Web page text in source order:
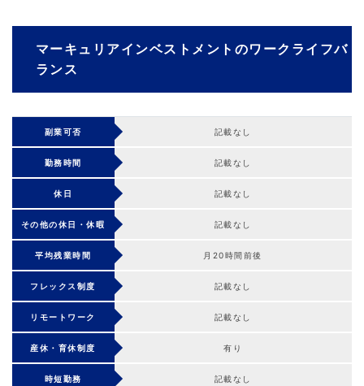
マーキュリアインベストメントのワークライフバ
ランス
副業可否 記載なし
勤務時間 記載なし
休日 記載なし
その他の休日・休暇 記載なし
平均残業時間 月20時間前後
フレックス制度 記載なし
リモートワーク 記載なし
産休・育休制度 有り
時短勤務 記載なし